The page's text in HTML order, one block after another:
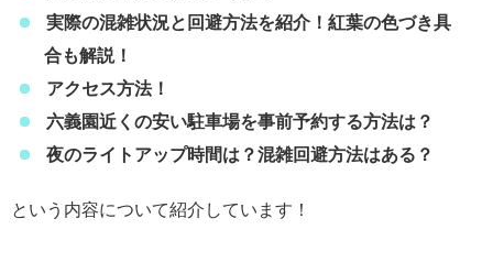
実際の混雑状況と回避方法を紹介！紅葉の色づき具
合も解説！
アクセス方法！
六義園近くの安い駐車場を事前予約する方法は？
夜のライトアップ時間は？混雑回避方法はある？
という内容について紹介しています！